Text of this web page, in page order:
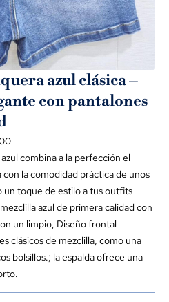
azul clásica –
con pantalones
combina a la perfección el
la comodidad práctica de unos
un toque de estilo a tus outfits
azul de primera calidad con
un limpio, Diseño frontal
clásicos de mezclilla, como una
bolsillos.; la espalda ofrece una